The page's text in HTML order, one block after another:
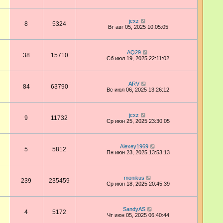
8 5324
jcxz
Вт авг 05, 2025 10:05:05
38 15710
AQ29
Сб июл 19, 2025 22:11:02
84 63790
ARV
Вс июл 06, 2025 13:26:12
9 11732
jcxz
Ср июн 25, 2025 23:30:05
5 5812
Alexey1969
Пн июн 23, 2025 13:53:13
239 235459
monikus
Ср июн 18, 2025 20:45:39
4 5172
SandyAS
Чт июн 05, 2025 06:40:44